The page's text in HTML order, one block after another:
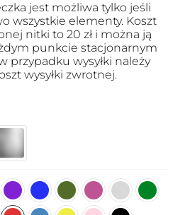
jest możliwa tylko jeśli
wszystkie elementy. Koszt
nitki to 20 zł i można ją
punkcie stacjonarnym
przypadku wysyłki należy
wysyłki zwrotnej.